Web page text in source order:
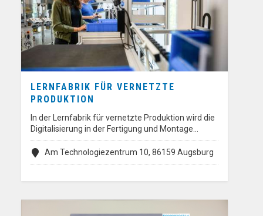
LERNFABRIK FÜR VERNETZTE
PRODUKTION
In der Lernfabrik für vernetzte Produktion wird die
Digitalisierung in der Fertigung und Montage…
Am Technologiezentrum 10, 86159 Augsburg